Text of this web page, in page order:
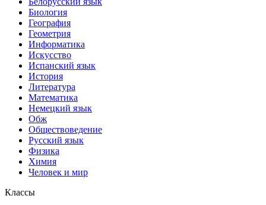
Биология
География
Геометрия
Информатика
Искусство
Испанский язык
История
Литература
Математика
Немецкий язык
Обж
Обществоведение
Русский язык
Физика
Химия
Человек и мир
Классы